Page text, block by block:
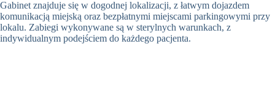
Gabinet znajduje się w dogodnej lokalizacji, z łatwym dojazdem
komunikacją miejską oraz bezpłatnymi miejscami parkingowymi przy
lokalu. Zabiegi wykonywane są w sterylnych warunkach, z
indywidualnym podejściem do każdego pacjenta.